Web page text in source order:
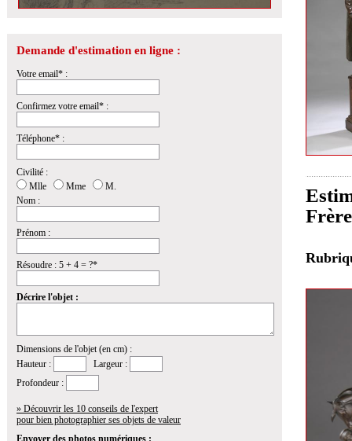
Demande d'estimation en ligne :
Votre email* :
Confirmez votre email* :
Téléphone* :
Civilité :
Mlle
Mme
M.
Nom :
Prénom :
Résoudre : 5 + 4 = ?*
Décrire l'objet :
Dimensions de l'objet (en cm) :
Hauteur :
Largeur :
Profondeur :
» Découvrir les 10 conseils de l'expert
pour bien photographier ses objets de valeur
Envoyer des photos numériques :